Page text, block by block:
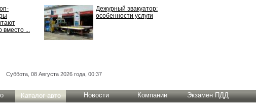
вместо ...
Дежурный эвакуатор:
особенности услуги
Суббота, 08 Августа 2026 года, 00:37
Каталог авто Новости Компании Экзамен ПДД